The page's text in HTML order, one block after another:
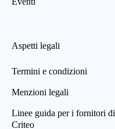
Aspetti legali
Termini e condizioni
Menzioni legali
Linee guida per i fornitori di
Criteo